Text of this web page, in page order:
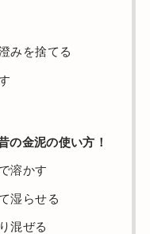
みを捨てる
の金泥の使い方！
溶かす
湿らせる
混ぜる